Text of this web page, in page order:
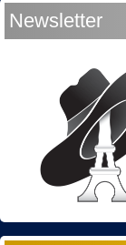
Newsletter